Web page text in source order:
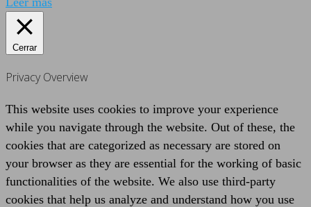
Cerrar
Privacy Overview
This website uses cookies to improve your experience
while you navigate through the website. Out of these, the
cookies that are categorized as necessary are stored on
your browser as they are essential for the working of basic
functionalities of the website. We also use third-party
cookies that help us analyze and understand how you use